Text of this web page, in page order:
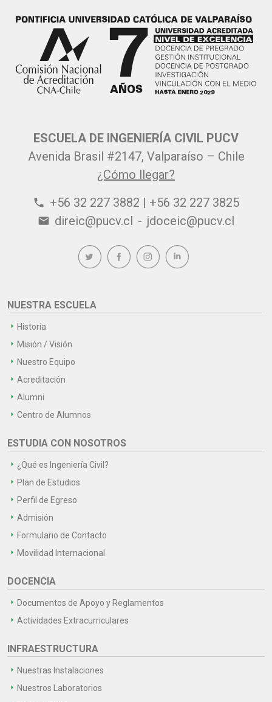
ESCUELA DE INGENIERÍA CIVIL PUCV
Avenida Brasil #2147, Valparaíso – Chile
¿Cómo llegar?
phone +56 32 227 3882 | +56 32 227 3825
email direic@pucv.cl - jdoceic@pucv.cl
NUESTRA ESCUELA
Historia
Misión / Visión
Nuestro Equipo
Acreditación
Alumni
Centro de Alumnos
ESTUDIA CON NOSOTROS
¿Qué es Ingeniería Civil?
Plan de Estudios
Perfil de Egreso
Admisión
Formulario de Contacto
Movilidad Internacional
DOCENCIA
Documentos de Apoyo y Reglamentos
Actividades Extracurriculares
INFRAESTRUCTURA
Nuestras Instalaciones
Nuestros Laboratorios